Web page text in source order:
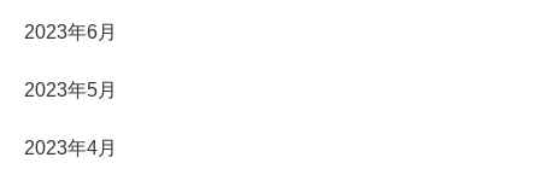
2023年6月
2023年5月
2023年4月